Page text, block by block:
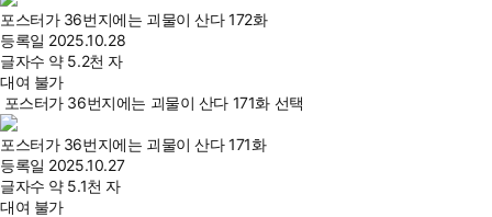
포스터가 36번지에는 괴물이 산다 172화
등록일 2025.10.28
글자수 약 5.2천 자
대여 불가
포스터가 36번지에는 괴물이 산다 171화 선택
포스터가 36번지에는 괴물이 산다 171화
등록일 2025.10.27
글자수 약 5.1천 자
대여 불가